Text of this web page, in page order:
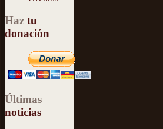
Haz tu
donación
Últimas
noticias